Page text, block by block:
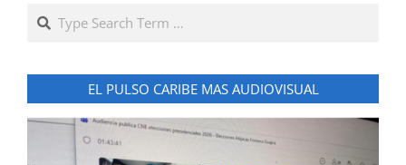
Search
EL PULSO CARIBE MAS AUDIOVISUAL